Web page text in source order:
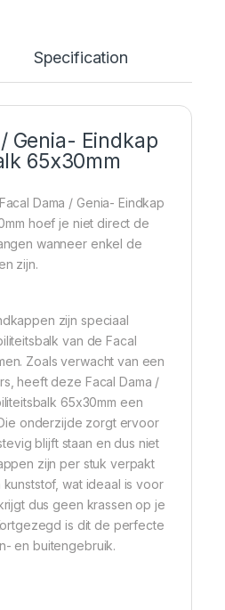
Specification
Genia- Eindkap
65x30mm
Dama / Genia- Eindkap
hoef je niet direct de
wanneer enkel de
zijn.
zijn speciaal
van de Facal
Zoals verwacht van een
heeft deze Facal Dama /
65x30mm een
onderzijde zorgt ervoor
blijft staan en dus niet
zijn per stuk verpakt
wat ideaal is voor
dus geen krassen op je
is dit de perfecte
en buitengebruik.